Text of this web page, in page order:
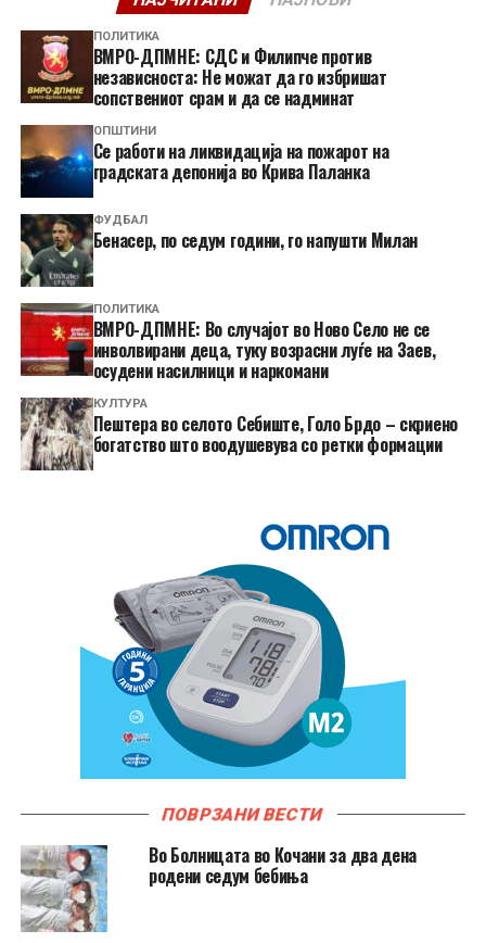
ПОЛИТИКА
ВМРО-ДПМНЕ: СДС и Филипче против
независноста: Не можат да го избришат
сопствениот срам и да се надминат
ОПШТИНИ
Се работи на ликвидација на пожарот на
градската депонија во Крива Паланка
ФУДБАЛ
Бенасер, по седум години, го напушти Милан
ПОЛИТИКА
ВМРО-ДПМНЕ: Во случајот во Ново Село не се
инволвирани деца, туку возрасни луѓе на Заев,
осудени насилници и наркомани
КУЛТУРА
Пештера во селото Себиште, Голо Брдо – скриено
богатство што воодушевува со ретки формации
ПОВРЗАНИ ВЕСТИ
Во Болницата во Кочани за два дена
родени седум бебиња